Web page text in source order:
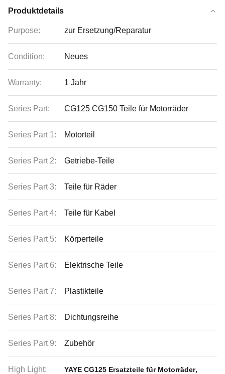
Produktdetails
Purpose: zur Ersetzung/Reparatur
Condition: Neues
Warranty: 1 Jahr
Series Part: CG125 CG150 Teile für Motorräder
Series Part 1: Motorteil
Series Part 2: Getriebe-Teile
Series Part 3: Teile für Räder
Series Part 4: Teile für Kabel
Series Part 5: Körperteile
Series Part 6: Elektrische Teile
Series Part 7: Plastikteile
Series Part 8: Dichtungsreihe
Series Part 9: Zubehör
High Light: YAYE CG125 Ersatzteile für Motorräder,